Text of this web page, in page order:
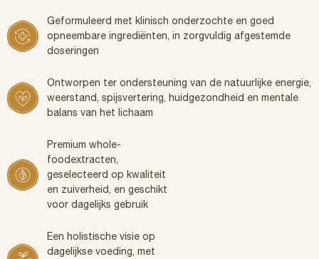
Geformuleerd met klinisch onderzochte en goed
opneembare ingrediënten, in zorgvuldig afgestemde
doseringen
Ontworpen ter ondersteuning van de natuurlijke energie,
weerstand, spijsvertering, huidgezondheid en mentale
balans van het lichaam
Premium whole-
foodextracten,
geselecteerd op kwaliteit
en zuiverheid, en geschikt
voor dagelijks gebruik
Een holistische visie op
dagelijkse voeding, met